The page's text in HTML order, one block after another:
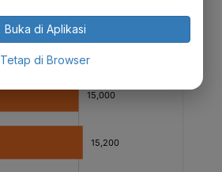
Buka di Aplikasi
Tetap di Browser